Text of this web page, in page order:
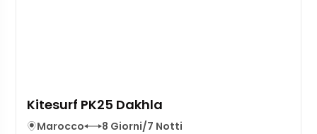
Kitesurf PK25 Dakhla
Marocco 8 Giorni/7 Notti